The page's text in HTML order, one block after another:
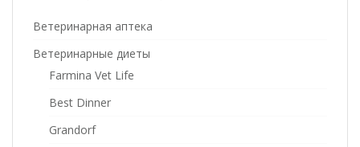
Ветеринарная аптека
Ветеринарные диеты
Farmina Vet Life
Best Dinner
Grandorf